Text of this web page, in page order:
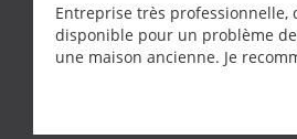
Entreprise très professionnelle,
disponible pour un problème
une maison ancienne. Je